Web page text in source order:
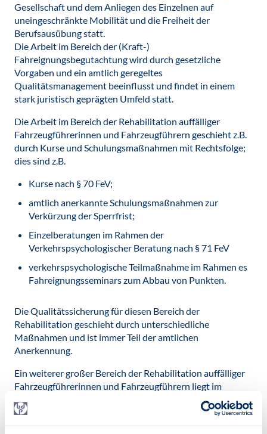
Gesellschaft und dem Anliegen des Einzelnen auf
uneingeschränkte Mobilität und die Freiheit der
Berufsausübung statt.
Die Arbeit im Bereich der (Kraft-)
Fahreignungsbegutachtung wird durch gesetzliche
Vorgaben und ein amtlich geregeltes
Qualitätsmanagement beeinflusst und findet in einem
stark juristisch geprägten Umfeld statt.
Die Arbeit im Bereich der Rehabilitation auffälliger
Fahrzeugführerinnen und Fahrzeugführern geschieht z.B.
durch Kurse und Schulungsmaßnahmen mit Rechtsfolge;
dies sind z.B.
Kurse nach § 70 FeV;
amtlich anerkannte Schulungsmaßnahmen zur
Verkürzung der Sperrfrist;
Einzelberatungen im Rahmen der
Verkehrspsychologischer Beratung nach § 71 FeV
verkehrspsychologische Teilmaßnahme im Rahmen es
Fahreignungsseminars zum Abbau von Punkten.
Die Qualitätssicherung für diesen Bereich der
Rehabilitation geschieht durch unterschiedliche
Maßnahmen und ist immer Teil der amtlichen
Anerkennung.
Ein weiterer großer Bereich der Rehabilitation auffälliger
Fahrzeugführerinnen und Fahrzeugführern liegt im
Bereich der freiwilligen Vorbereitung auf eine angeordnete
Begutachtung der (Kraft-) Fahreigung. Hier wird in aller
Regel in Einzelgesprächen mit Hilfe von psychologischen